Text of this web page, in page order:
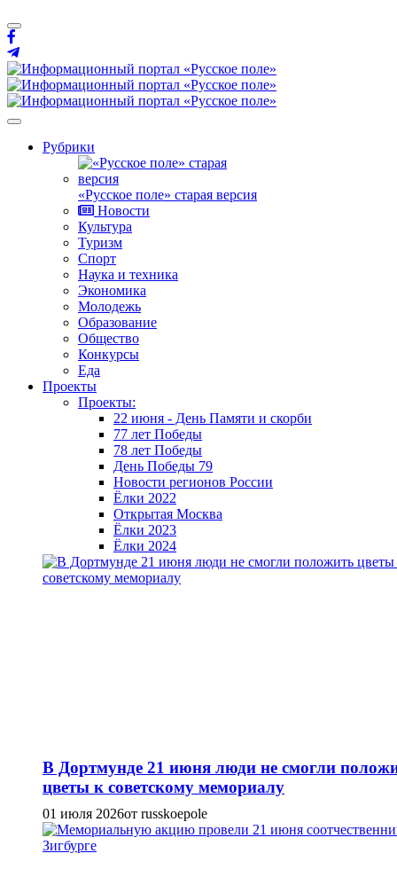
Рубрики
«Русское поле» старая версия
Новости
Культура
Туризм
Спорт
Наука и техника
Экономика
Молодежь
Образование
Общество
Конкурсы
Еда
Проекты
Проекты:
22 июня - День Памяти и скорби
77 лет Победы
78 лет Победы
День Победы 79
Новости регионов России
Ёлки 2022
Открытая Москва
Ёлки 2023
Ёлки 2024
В Дортмунде 21 июня люди не смогли
цветы к советскому мемориалу
01 июля 2026от russkoepole